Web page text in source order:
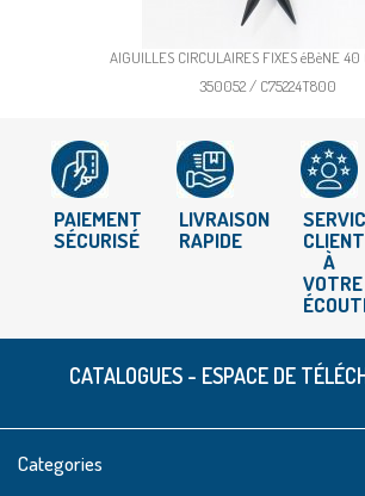
AIGUILLES CIRCULAIRES FIXES éBèNE
350052 / C75224T800
PAIEMENT
SÉCURISÉ
LIVRAISON
RAPIDE
CLIENT
À
VOTRE
CATALOGUES - ESPACE DE
Categories